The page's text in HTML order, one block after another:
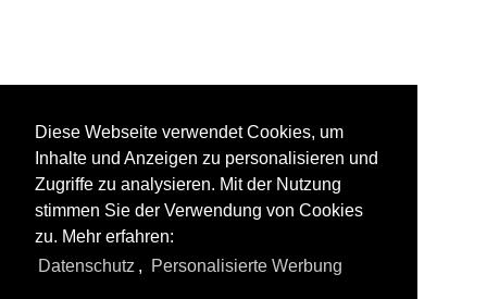
Diese Webseite verwendet Cookies, um
Inhalte und Anzeigen zu personalisieren und
Zugriffe zu analysieren. Mit der Nutzung
stimmen Sie der Verwendung von Cookies
zu. Mehr erfahren:
Datenschutz , Personalisierte Werbung